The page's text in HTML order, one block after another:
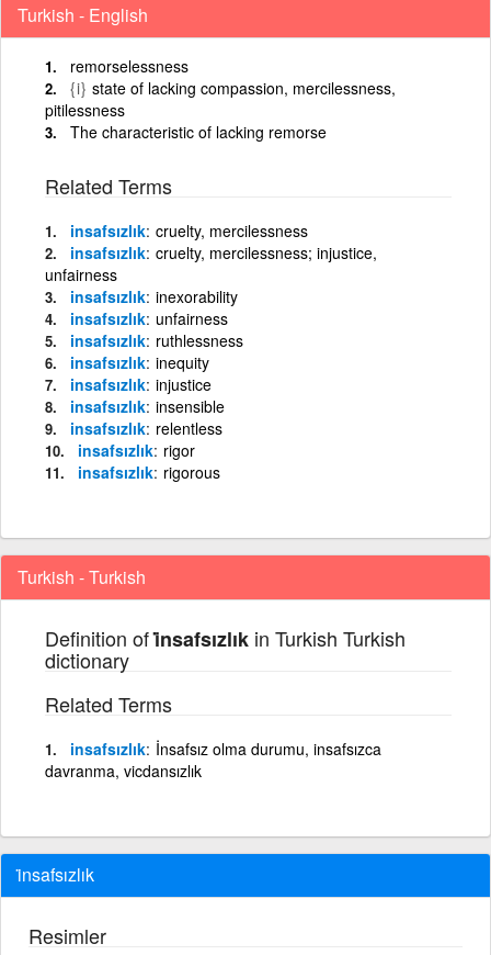
Turkish - English
remorselessness
{i} state of lacking compassion, mercilessness,
pitilessness
The characteristic of lacking remorse
Related Terms
insafsızlık cruelty, mercilessness
insafsızlık cruelty, mercilessness; injustice,
unfairness
insafsızlık inexorability
insafsızlık unfairness
insafsızlık ruthlessness
insafsızlık inequity
insafsızlık injustice
insafsızlık insensible
insafsızlık relentless
insafsızlık rigor
insafsızlık rigorous
Turkish - Turkish
Definition ofi̇nsafsızlık in Turkish Turkish
dictionary
Related Terms
insafsızlık İnsafsız olma durumu, insafsızca
davranma, vicdansızlık
i̇nsafsızlık
Resimler